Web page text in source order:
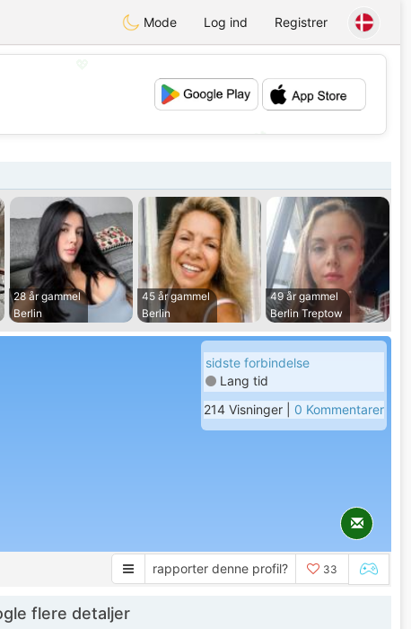
Mode Log ind Registrer
28 år gammel
Berlin
45 år gammel
Berlin
49 år gammel
Berlin Treptow
sidste forbindelse
Lang tid
214 Visninger | 0 Kommentarer
rapporter denne profil? 33
flere detaljer